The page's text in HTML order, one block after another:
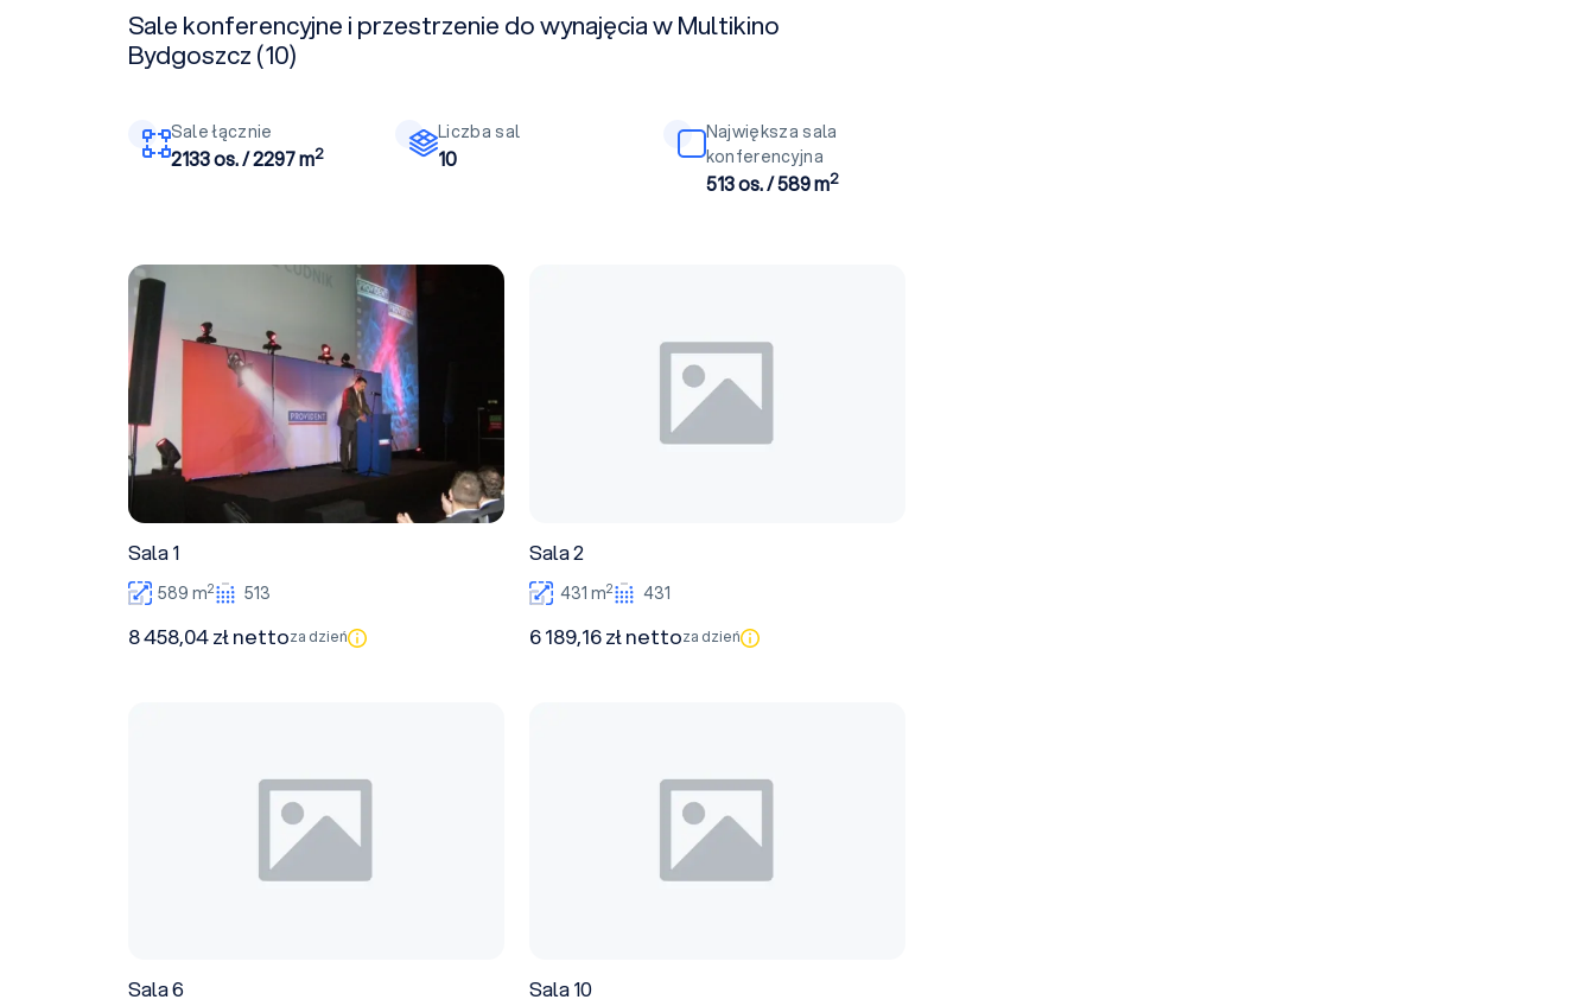
Sale konferencyjne i przestrzenie do wynajęcia w Multikino
Bydgoszcz (10)
Sale łącznie
2133 os. / 2297 m2
Liczba sal
10
Największa sala
konferencyjna
513 os. / 589 m2
Sala 1
Sala 1
589 m2 513
8 458,04 zł nettoza dzień
Sala 2
431 m2 431
6 189,16 zł nettoza dzień
Sala 6 Sala 10